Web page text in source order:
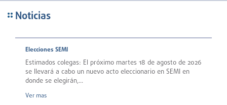
Noticias
Elecciones SEMI
Estimados colegas: El próximo martes 18 de agosto de 2026
se llevará a cabo un nuevo acto eleccionario en SEMI en
donde se elegirán,...
Ver mas